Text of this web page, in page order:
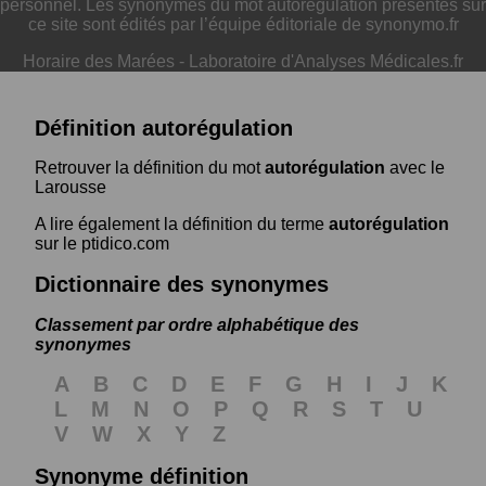
personnel. Les synonymes du mot autorégulation présentés sur
ce site sont édités par l’équipe éditoriale de synonymo.fr
Horaire des Marées - Laboratoire d'Analyses Médicales.fr
Définition autorégulation
Retrouver la définition du motautorégulation avec le
Larousse
A lire également la définition du terme autorégulation
sur le ptidico.com
Dictionnaire des synonymes
Classement par ordre alphabétique des
synonymes
A B C D E F G H I J
K
L
M N O P Q R S T
U
V
W X Y
Z
Synonyme définition